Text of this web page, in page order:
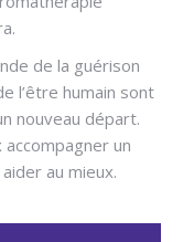
de la guérison
l’être humain sont
nouveau départ.
accompagner un
au mieux.